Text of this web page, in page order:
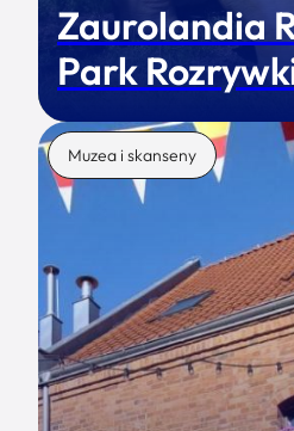
Zaurolandia
Park
Muzea i skanseny